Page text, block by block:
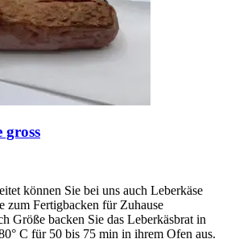
gross
können Sie bei uns auch Leberkäse
zum Fertigbacken für Zuhause
Größe backen Sie das Leberkäsbrat in
C für 50 bis 75 min in ihrem Ofen aus.